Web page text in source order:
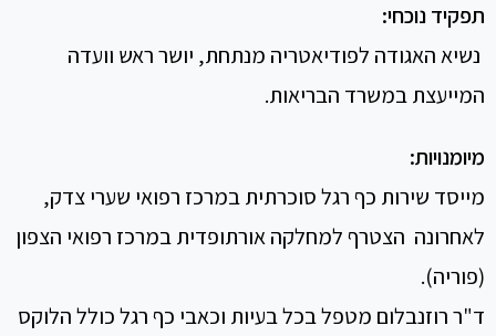
תפקיד נוכחי:
נשיא האגודה לפודיאטריה מנתחת, יושר ראש וועדה
המייעצת במשרד הבריאות.
מיומנויות:
מייסד שירות כף רגל סוכרתית במרכז רפואי שערי צדק,
לאחרונה הצטרף למחלקה אורתופדית במרכז רפואי הצפון
(פוריה).
ד"ר רוזנבלום מטפל בכל בעיות וכאבי כף רגל כולל הלוקס